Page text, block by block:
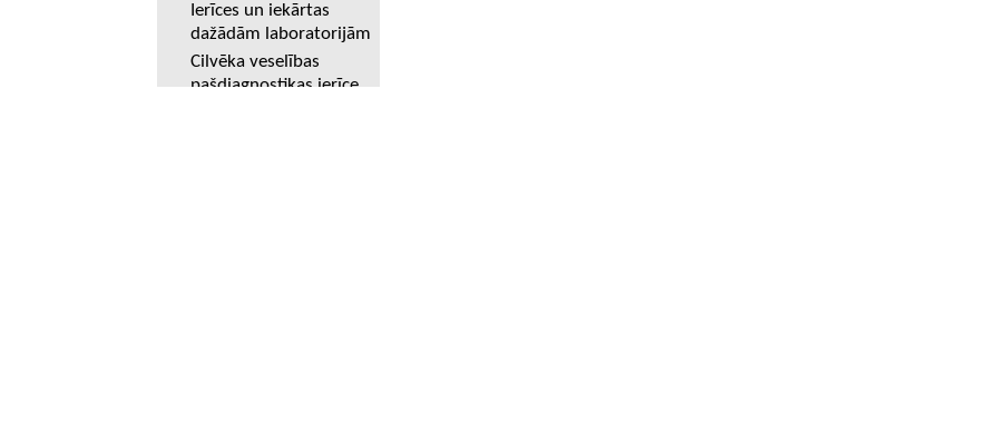
Ierīces un iekārtas
dažādām laboratorijām
Cilvēka veselības
pašdiagnostikas ierīce